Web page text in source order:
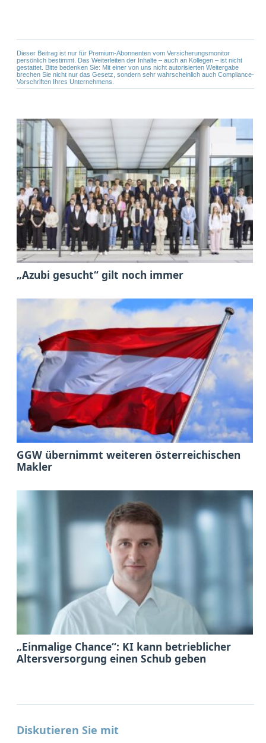
Dieser Beitrag ist nur für Premium-Abonnenten vom Versicherungsmonitor
persönlich bestimmt. Das Weiterleiten der Inhalte – auch an Kollegen – ist nicht
gestattet. Bitte bedenken Sie: Mit einer von uns nicht autorisierten Weitergabe
brechen Sie nicht nur das Gesetz, sondern sehr wahrscheinlich auch Compliance-
Vorschriften Ihres Unternehmens.
„Azubi gesucht“ gilt noch immer
GGW übernimmt weiteren österreichischen
Makler
„Einmalige Chance“: KI kann betrieblicher
Altersversorgung einen Schub geben
Diskutieren Sie mit